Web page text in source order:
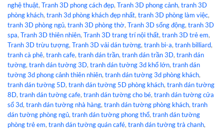
nghệ thuật, Tranh 3D phong cách đẹp, Tranh 3D phong cảnh, tranh 3D
phòng khách, tranh 3d phòng khách đẹp nhất, tranh 3D phòng làm việc,
tranh 3D phòng ngủ, tranh 3D phòng thờ, Tranh 3D sống động, tranh 3D
spa, Tranh 3D thiên nhiên, Tranh 3D trang trí nội thất, tranh 3D trẻ em,
Tranh 3D trừu tượng, Tranh 3D vải dán tường, tranh bi-a, tranh billiard,
tranh cà phê, tranh cafe, tranh dán trần, tranh dán trần 3D, tranh dán
tường, tranh dán tường 3D, tranh dán tường 3d khổ lớn, tranh dán
tường 3d phong cảnh thiên nhiên, tranh dán tường 3d phòng khách,
tranh dán tường 5D, tranh dán tường 5D phòng khách, tranh dán tường
8D, tranh dán tường cafe, tranh dán tường cho bé, tranh dán tường cửa
sổ 3d, tranh dán tường nhà hàng, tranh dán tường phòng khách, tranh
dán tường phòng ngủ, tranh dán tường phong thổ, tranh dán tường
phòng trẻ em, tranh dán tường quán café, tranh dán tường trà chanh,